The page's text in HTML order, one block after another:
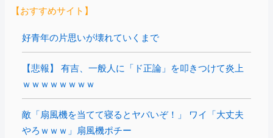
【おすすめサイト】
好青年の片思いが壊れていくまで
【悲報】 有吉、一般人に「ド正論」を叩きつけて炎上
ｗｗｗｗｗｗｗｗ
敵「扇風機を当てて寝るとヤバいぞ！」 ワイ「大丈夫
やろｗｗｗ」扇風機ポチー